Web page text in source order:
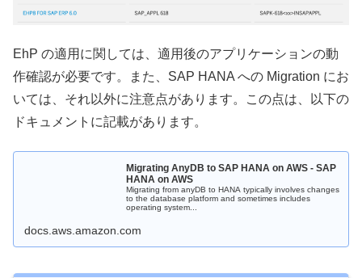
EhP の適用に関しては、適用後のアプリケーションの動
作確認が必要です。また、SAP HANA への Migration にお
いては、それ以外に注意点があります。この点は、以下の
ドキュメントに記載があります。
Migrating AnyDB to SAP HANA on AWS - SAP
HANA on AWS
Migrating from anyDB to HANA typically involves changes
to the database platform and sometimes includes
operating system...
docs.aws.amazon.com